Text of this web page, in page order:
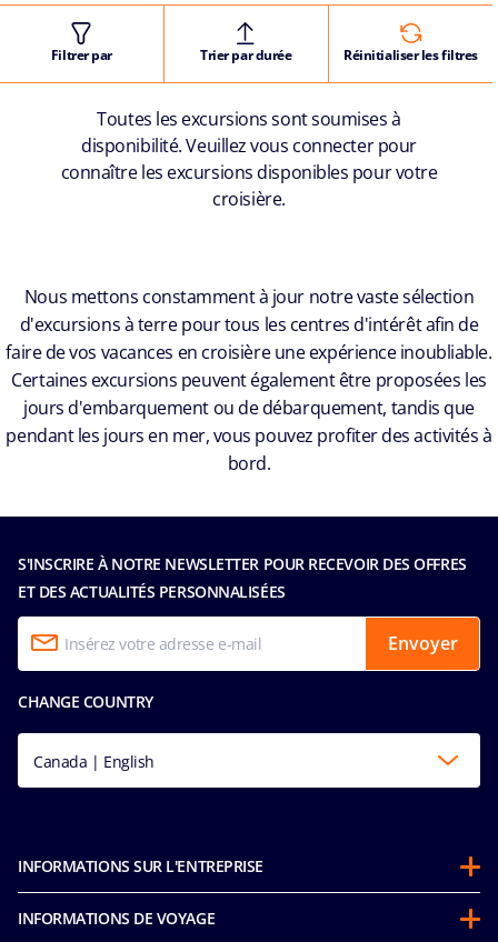
Filtrer par Trier par durée Réinitialiser les filtres
Toutes les excursions sont soumises à
disponibilité. Veuillez vous connecter pour
connaître les excursions disponibles pour votre
croisière.
Nous mettons constamment à jour notre vaste sélection
d'excursions à terre pour tous les centres d'intérêt afin de
faire de vos vacances en croisière une expérience inoubliable.
Certaines excursions peuvent également être proposées les
jours d'embarquement ou de débarquement, tandis que
pendant les jours en mer, vous pouvez profiter des activités à
bord.
S'INSCRIRE À NOTRE NEWSLETTER POUR RECEVOIR DES OFFRES
ET DES ACTUALITÉS PERSONNALISÉES
Envoyer
CHANGE COUNTRY
Canada | English
INFORMATIONS SUR L'ENTREPRISE
INFORMATIONS DE VOYAGE